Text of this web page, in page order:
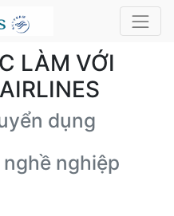
LÀM VỚI
dụng
nghiệp